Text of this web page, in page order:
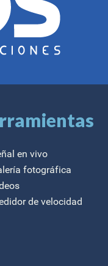
en vivo
fotográfica
de velocidad